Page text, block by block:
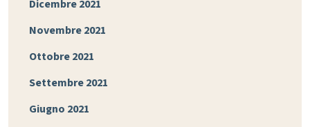
Dicembre 2021
Novembre 2021
Ottobre 2021
Settembre 2021
Giugno 2021